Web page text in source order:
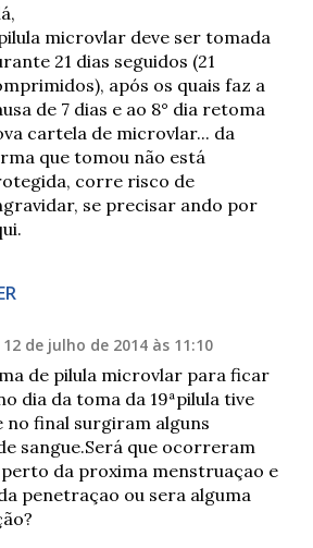
microvlar deve ser tomada
21 dias seguidos (21
após os quais faz a
de 7 dias e ao 8° dia retoma
cartela de microvlar... da
que tomou não está
corre risco de
se precisar ando por
12 de julho de 2014 às 11:10
de pilula microvlar para ficar
dia da toma da 19ªpilula tive
no final surgiram alguns
sangue.Será que ocorreram
da proxima menstruaçao e
penetraçao ou sera alguma